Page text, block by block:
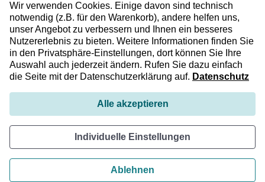
Impressum
Datenschutzerklärung
AGB
* Alle Preise verstehen sich zzgl. Mehrwertsteuer.
Versandkostensind im Preis inbegriffen, wenn nicht
anders beschrieben
© 2026 Schenker Deutschland AG
Wir verwenden Cookies. Einige davon sind technisch
notwendig (z.B. für den Warenkorb), andere helfen uns,
unser Angebot zu verbessern und Ihnen ein besseres
Nutzererlebnis zu bieten. Weitere Informationen finden Sie
in den Privatsphäre-Einstellungen, dort können Sie Ihre
Auswahl auch jederzeit ändern. Rufen Sie dazu einfach
die Seite mit der Datenschutzerklärung auf. Datenschutz
Ablehnen
Individuelle Einstellungen
Alle akzeptieren